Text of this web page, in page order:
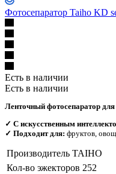
Фотосепаратор Taiho KD
Есть в наличии
Есть в наличии
Ленточный фотосепаратор
✓ С искусственным
✓ Подходит для: фруктов,
Производитель TAIHO
Кол-во эжекторов 252